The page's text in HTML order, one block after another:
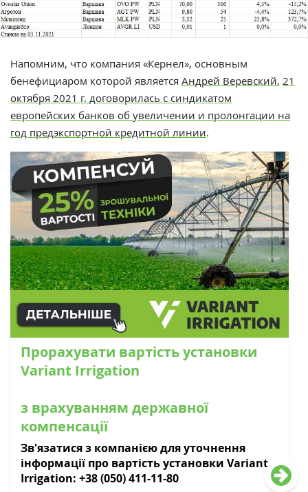
Напомним, что компания «Кернел», основным
бенефициаром которой является Андрей Веревский, 21
октября 2021 г. договорилась с синдикатом
европейских банков об увеличении и пролонгации на
год предэкспортной кредитной линии.
Прорахувати вартість установки
Variant Irrigation
з врахуванням державної
компенсації
Зв'язатися з компанією для уточнення
інформації про вартість установки Variant
Irrigation: +38 (050) 411-11-80